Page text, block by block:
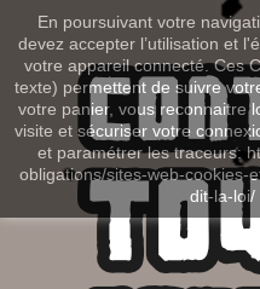
En poursuivant votre
devez accepter l’utilisation et
votre appareil connecté. Ces
texte) permettent de suivre
votre panier, vous reconnaitre
visite et sécuriser votre
et paramétrer les traceurs:
obligations/sites-web-cookies-
dit-la-loi/